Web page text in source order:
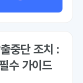
중단 조치 :
수 가이드